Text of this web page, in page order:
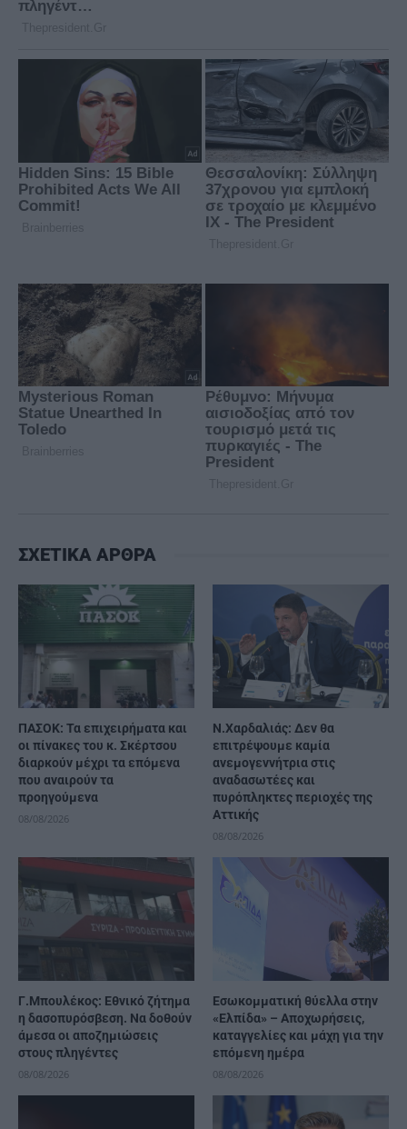
ΣΧΕΤΙΚΑ ΑΡΘΡΑ
ΠΑΣΟΚ: Τα επιχειρήματα και
οι πίνακες του κ. Σκέρτσου
διαρκούν μέχρι τα επόμενα
που αναιρούν τα
προηγούμενα
08/08/2026
Ν.Χαρδαλιάς: Δεν θα
επιτρέψουμε καμία
ανεμογεννήτρια στις
αναδασωτέες και
πυρόπληκτες περιοχές της
Αττικής
08/08/2026
Γ.Μπουλέκος: Εθνικό ζήτημα
η δασοπυρόσβεση. Να δοθούν
άμεσα οι αποζημιώσεις
στους πληγέντες
08/08/2026
Εσωκομματική θύελλα στην
«Ελπίδα» – Αποχωρήσεις,
καταγγελίες και μάχη για την
επόμενη ημέρα
08/08/2026